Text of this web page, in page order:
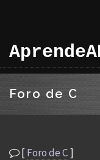
Foro de C
[Foro de C]